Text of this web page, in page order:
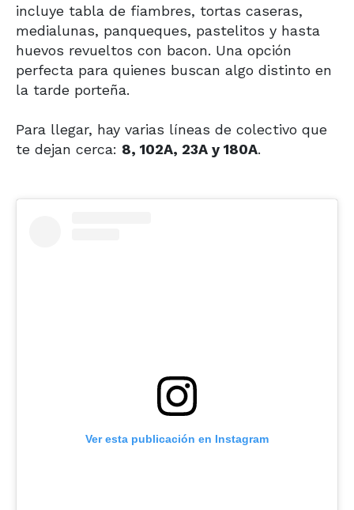
incluye tabla de fiambres, tortas caseras,
medialunas, panqueques, pastelitos y hasta
huevos revueltos con bacon. Una opción
perfecta para quienes buscan algo distinto en
la tarde porteña.
Para llegar, hay varias líneas de colectivo que
te dejan cerca: 8, 102A, 23A y 180A.
Ver esta publicación en Instagram